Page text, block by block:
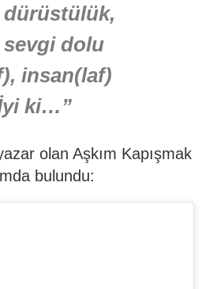
dürüstülük,
sevgi dolu
insan(laf)
ki…”
olan Aşkım Kapışmak
bulundu: